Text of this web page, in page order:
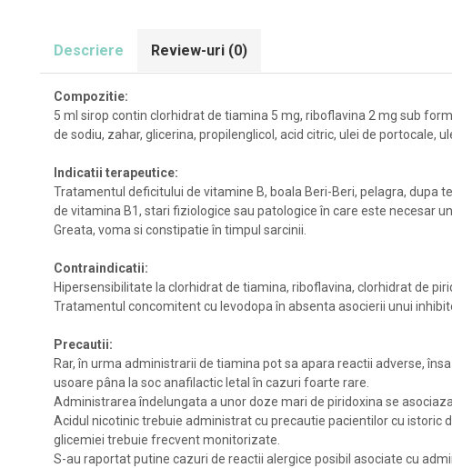
Descriere Review-uri (0)
Compozitie:
5 ml sirop contin clorhidrat de tiamina 5 mg, riboflavina 2 mg sub
de sodiu, zahar, glicerina, propilenglicol, acid citric, ulei de portocale,
Indicatii terapeutice:
Tratamentul deficitului de vitamine B, boala Beri-Beri, pelagra, dupa
de vitamina B1, stari fiziologice sau patologice în care este necesar
Greata, voma si constipatie în timpul sarcinii.
Contraindicatii:
Hipersensibilitate la clorhidrat de tiamina, riboflavina, clorhidrat de
Tratamentul concomitent cu levodopa în absenta asocierii unui
Precautii:
Rar, în urma administrarii de tiamina pot sa apara reactii adverse,
usoare pâna la soc anafilactic letal în cazuri foarte rare.
Administrarea îndelungata a unor doze mari de piridoxina se
Acidul nicotinic trebuie administrat cu precautie pacientilor cu
glicemiei trebuie frecvent monitorizate.
S-au raportat putine cazuri de reactii alergice posibil asociate cu